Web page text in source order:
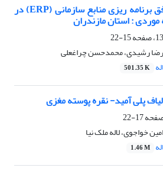
عوامل مؤثر بر اجرای موفق برنامه ریزی منابع سازمانی (ERP) در
: استان مازندران
15-22
رشیدی، محمدحسن چراغعلی
501.35 K
پلی آمید- نقره پوسته مغزی
17-22
خواجوی، لاله ملک نیا
1.46 M